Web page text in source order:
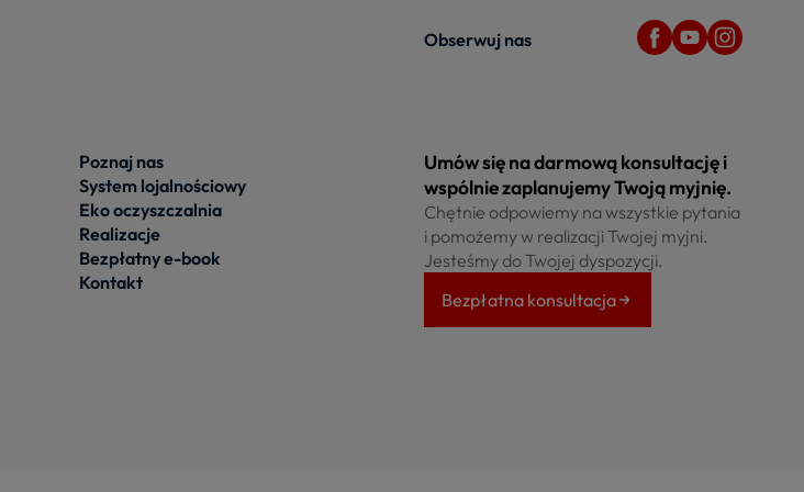
Obserwuj nas
Poznaj nas
System lojalnościowy
Eko oczyszczalnia
Realizacje
Bezpłatny e-book
Kontakt
Umów się na darmową konsultację i
wspólnie zaplanujemy Twoją myjnię.
Chętnie odpowiemy na wszystkie pytania
i pomożemy w realizacji Twojej myjni.
Jesteśmy do Twojej dyspozycji.
Bezpłatna konsultacja